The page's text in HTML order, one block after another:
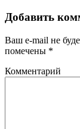
Добавить
Ваш e-mail не
помечены *
Комментарий